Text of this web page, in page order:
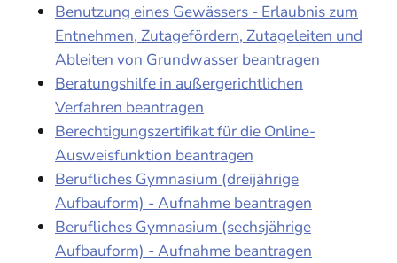
Benutzung eines Gewässers - Erlaubnis zum
Entnehmen, Zutagefördern, Zutageleiten und
Ableiten von Grundwasser beantragen
Beratungshilfe in außergerichtlichen
Verfahren beantragen
Berechtigungszertifikat für die Online-
Ausweisfunktion beantragen
Berufliches Gymnasium (dreijährige
Aufbauform) - Aufnahme beantragen
Berufliches Gymnasium (sechsjährige
Aufbauform) - Aufnahme beantragen